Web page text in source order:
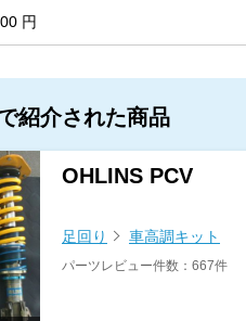
円
紹介された商品
OHLINS PCV
足回り 車高調キット
パーツレビュー件数：667件